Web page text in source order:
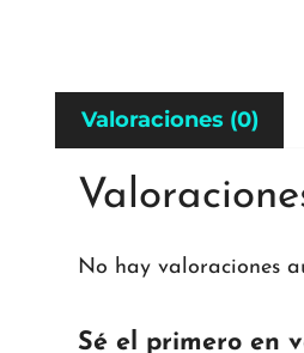
Valoraciones (0)
No hay valoraciones
Sé el primero en